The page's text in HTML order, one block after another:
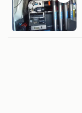
Bewaren
in
Mijn
Favorieten
raamwasser
Geel